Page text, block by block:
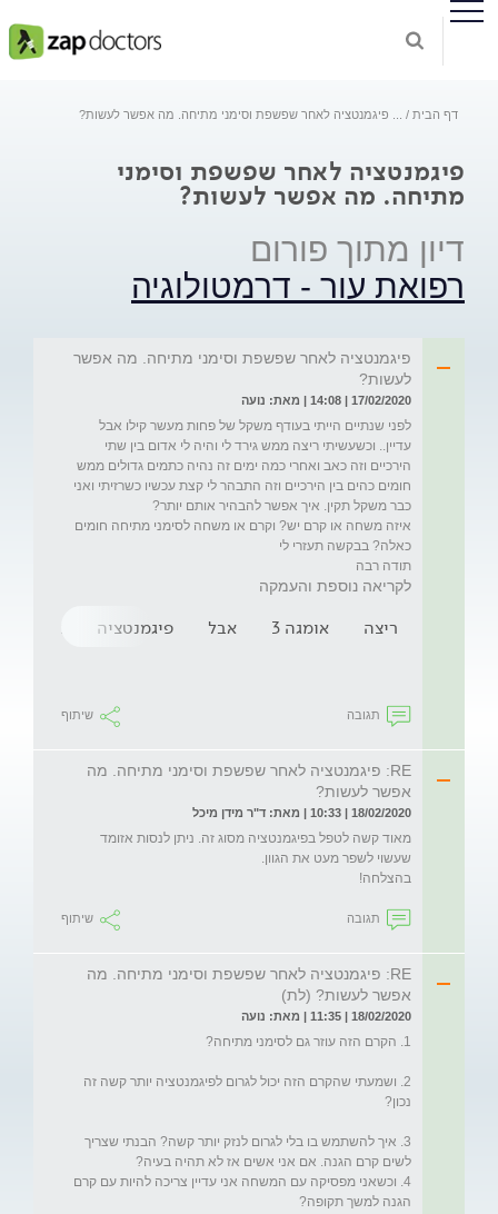
דף הבית פיגמנטציה לאחר שפשפת וסימני מתיחה. מה אפשר לעשות?
פיגמנטציה לאחר שפשפת וסימני
מתיחה. מה אפשר לעשות?
דיון מתוך פורום
רפואת עור - דרמטולוגיה
פיגמנטציה לאחר שפשפת וסימני מתיחה. מה אפשר
לעשות?
17/02/2020 | 14:08 | מאת: נועה
לפני שנתיים הייתי בעודף משקל של פחות מעשר קילו אבל
עדיין.. וכשעשיתי ריצה ממש גירד לי והיה לי אדום בין שתי
הירכיים וזה כאב ואחרי כמה ימים זה נהיה כתמים גדולים ממש
חומים כהים בין הירכיים וזה התבהר לי קצת עכשיו כשרזיתי ואני
איזה משחה או קרם יש? וקרם או משחה לסימני מתיחה חומים
תודה רבה
לקריאה נוספת והעמקה
ריצה אומגה 3 אבל פיגמנטציה אדמונית
תגובה שיתוף
RE: פיגמנטציה לאחר שפשפת וסימני מתיחה. מה
אפשר לעשות?
18/02/2020 | 10:33 | מאת: ד"ר מידן מיכל
מאוד קשה לטפל בפיגמנטציה מסוג זה. ניתן לנסות אזומד
בהצלחה!
תגובה שיתוף
RE: פיגמנטציה לאחר שפשפת וסימני מתיחה. מה
אפשר לעשות? (לת)
18/02/2020 | 11:35 | מאת: נועה
2. ושמעתי שהקרם הזה יכול לגרום לפיגמנטציה יותר קשה זה
3. איך להשתמש בו בלי לגרום לנזק יותר קשה? הבנתי שצריך
4. וכשאני מפסיקה עם המשחה אני עדיין צריכה להיות עם קרם